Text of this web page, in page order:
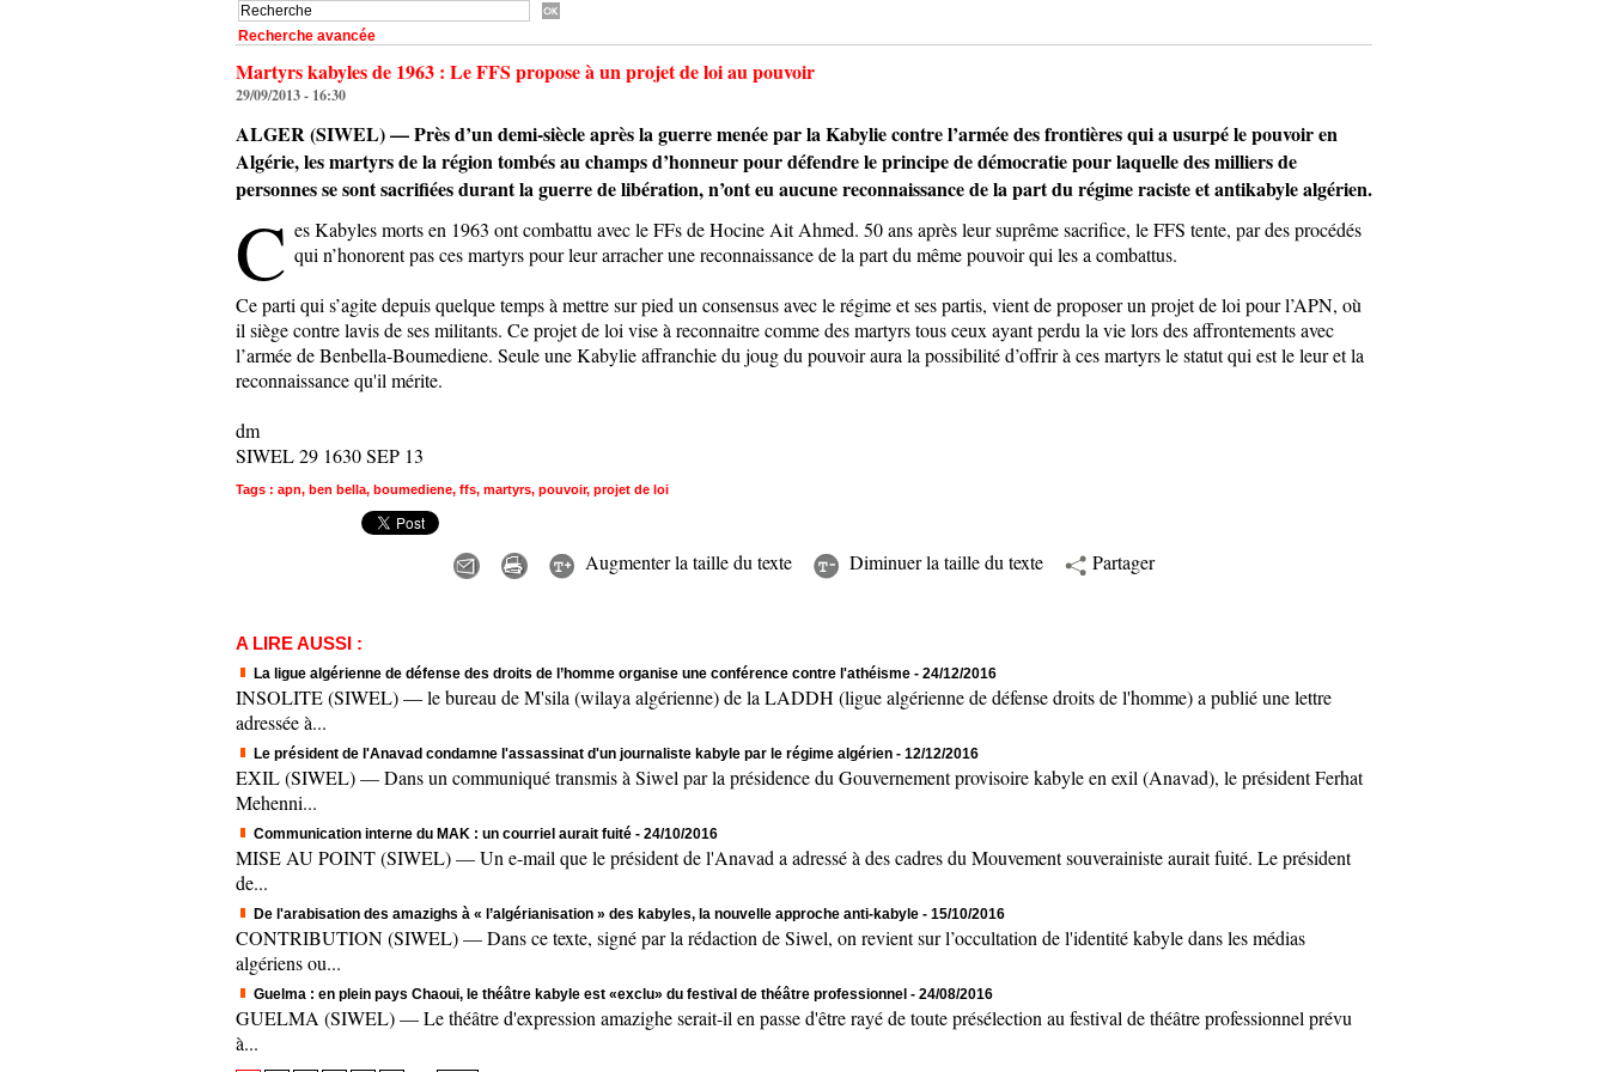
Recherche avancée
Martyrs kabyles de 1963 : Le FFS propose à un projet de loi au pouvoir
29/09/2013 - 16:30
ALGER (SIWEL) — Près d’un demi-siècle après la guerre menée par la Kabylie contre l’armée des frontières qui a usurpé le pouvoir en
Algérie, les martyrs de la région tombés au champs d’honneur pour défendre le principe de démocratie pour laquelle des milliers de
personnes se sont sacrifiées durant la guerre de libération, n’ont eu aucune reconnaissance de la part du régime raciste et antikabyle algérien.
C es Kabyles morts en 1963 ont combattu avec le FFs de Hocine Ait Ahmed. 50 ans après leur suprême sacrifice, le FFS tente, par des procédés
qui n’honorent pas ces martyrs pour leur arracher une reconnaissance de la part du même pouvoir qui les a combattus.
Ce parti qui s’agite depuis quelque temps à mettre sur pied un consensus avec le régime et ses partis, vient de proposer un projet de loi pour l’APN, où
il siège contre lavis de ses militants. Ce projet de loi vise à reconnaitre comme des martyrs tous ceux ayant perdu la vie lors des affrontements avec
l’armée de Benbella-Boumediene. Seule une Kabylie affranchie du joug du pouvoir aura la possibilité d’offrir à ces martyrs le statut qui est le leur et la
reconnaissance qu'il mérite.
dm
SIWEL 29 1630 SEP 13
Tags : apn, ben bella, boumediene, ffs, martyrs, pouvoir, projet de loi
Augmenter la taille du texte Diminuer la taille du texte Partager
A LIRE AUSSI :
La ligue algérienne de défense des droits de l’homme organise une conférence contre l'athéisme - 24/12/2016
INSOLITE (SIWEL) — le bureau de M'sila (wilaya algérienne) de la LADDH (ligue algérienne de défense droits de l'homme) a publié une lettre
adressée à...
Le président de l'Anavad condamne l'assassinat d'un journaliste kabyle par le régime algérien - 12/12/2016
EXIL (SIWEL) — Dans un communiqué transmis à Siwel par la présidence du Gouvernement provisoire kabyle en exil (Anavad), le président Ferhat
Mehenni...
Communication interne du MAK : un courriel aurait fuité - 24/10/2016
MISE AU POINT (SIWEL) — Un e-mail que le président de l'Anavad a adressé à des cadres du Mouvement souverainiste aurait fuité. Le président
de...
De l'arabisation des amazighs à « l’algérianisation » des kabyles, la nouvelle approche anti-kabyle - 15/10/2016
CONTRIBUTION (SIWEL) — Dans ce texte, signé par la rédaction de Siwel, on revient sur l’occultation de l'identité kabyle dans les médias
algériens ou...
Guelma : en plein pays Chaoui, le théâtre kabyle est «exclu» du festival de théâtre professionnel - 24/08/2016
GUELMA (SIWEL) — Le théâtre d'expression amazighe serait-il en passe d'être rayé de toute présélection au festival de théâtre professionnel prévu
à...